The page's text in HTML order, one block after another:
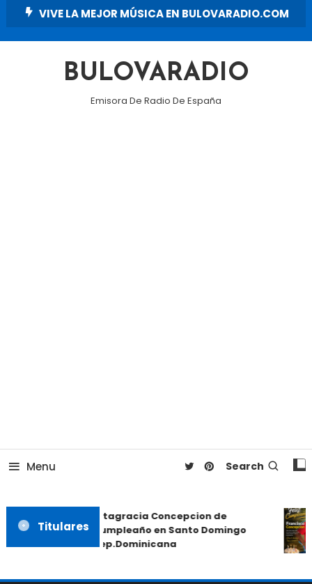
VIVE LA MEJOR MÚSICA EN BULOVARADIO.COM
BULOVARADIO
Emisora De Radio De España
Menu Search
Titulares
Altagracia Concepcion de
Cumpleaño en Santo Domingo
Rep.Dominicana